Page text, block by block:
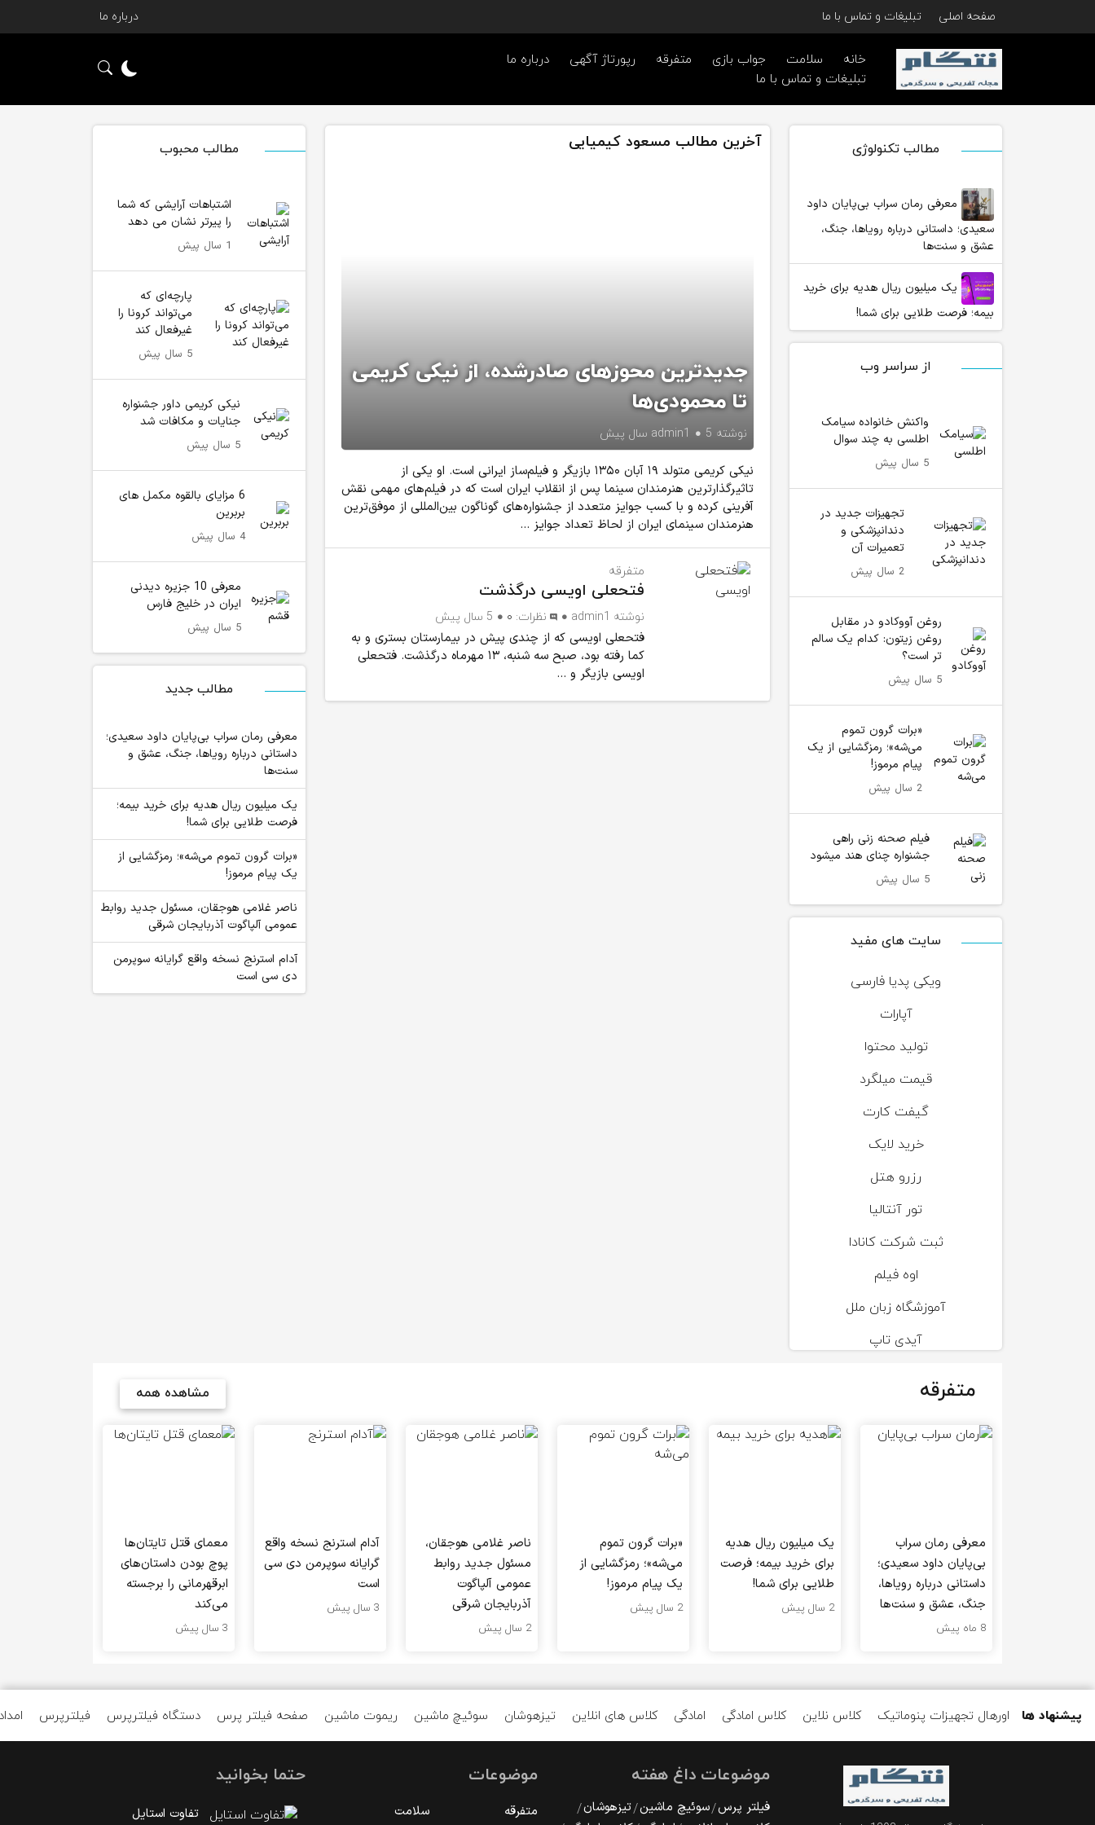
صفحه اصلی تبلیغات و تماس با ما درباره ما
خانه سلامت جواب بازی متفرقه رپورتاژ آگهی
درباره ما
تبلیغات و تماس با ما
مطالب تکنولوژی
معرفی رمان سراب بی‌پایان داود
سعیدی؛ داستانی درباره رویاها، جنگ،
عشق و سنت‌ها
یک میلیون ریال هدیه برای خرید
بیمه؛ فرصت طلایی برای شما!
از سراسر وب
واکنش خانواده سیامک
اطلسی به چند سوال
5 سال پیش
تجهیزات جدید در
دندانپزشکی و
تعمیرات آن
2 سال پیش
روغن آووکادو در مقابل
روغن زیتون: کدام یک سالم
تر است؟
5 سال پیش
«برات گرون تموم
می‌شه»؛ رمزگشایی از یک
پیام مرموز!
2 سال پیش
فیلم صحنه زنی راهی
جشنواره چنای هند میشود
5 سال پیش
سایت های مفید
ویکی پدیا فارسی
آپارات
تولید محتوا
قیمت میلگرد
گیفت کارت
خرید لایک
رزرو هتل
تور آنتالیا
ثبت شرکت کانادا
اوه فیلم
آموزشگاه زبان ملل
آیدی تاپ
آخرین مطالب مسعود کیمیایی
جدیدترین محوزهای صادرشده، از نیکی کریمی
تا محمودی‌ها
نوشته admin1 5 سال پیش
نیکی کریمی متولد ۱۹ آبان ۱۳۵۰ بازیگر و فیلم‌ساز ایرانی است. او یکی از
تاثیرگذارترین هنرمندان سینما پس از انقلاب ایران است که در فیلم‌های مهمی نقش
آفرینی کرده و با کسب جوایز متعدد از جشنواره‌های گوناگون بین‌المللی از موفق‌ترین
هنرمندان سینمای ایران از لحاظ تعداد جوایز ...
متفرقه
فتحعلی اویسی درگذشت
نوشته admin1 نظرات: ۰ 5 سال پیش
فتحعلی اویسی که از چندی پیش در بیمارستان بستری و به
کما رفته بود، صبح سه شنبه، ۱۳ مهرماه درگذشت. فتحعلی
اویسی بازیگر و ...
مطالب محبوب
اشتباهات آرایشی که شما
را پیرتر نشان می دهد
1 سال پیش
پارچه‌ای که
می‌تواند کرونا را
غیرفعال کند
5 سال پیش
نیکی کریمی داور جشنواره
جنایات و مکافات شد
5 سال پیش
6 مزایای بالقوه مکمل های
بربرین
4 سال پیش
معرفی 10 جزیره دیدنی
ایران در خلیج فارس
5 سال پیش
مطالب جدید
معرفی رمان سراب بی‌پایان داود سعیدی؛
داستانی درباره رویاها، جنگ، عشق و
سنت‌ها
یک میلیون ریال هدیه برای خرید بیمه؛
فرصت طلایی برای شما!
«برات گرون تموم می‌شه»؛ رمزگشایی از
یک پیام مرموز!
ناصر غلامی هوجقان، مسئول جدید روابط
عمومی آلپاگوت آذربایجان شرقی
آدام استرنج نسخه واقع گرایانه سوپرمن
دی سی است
متفرقه مشاهده همه
معرفی رمان سراب
بی‌پایان داود سعیدی؛
داستانی درباره رویاها،
جنگ، عشق و سنت‌ها
8 ماه پیش
یک میلیون ریال هدیه
برای خرید بیمه؛ فرصت
طلایی برای شما!
2 سال پیش
«برات گرون تموم
می‌شه»؛ رمزگشایی از
یک پیام مرموز!
2 سال پیش
ناصر غلامی هوجقان،
مسئول جدید روابط
عمومی آلپاگوت
آذربایجان شرقی
2 سال پیش
آدام استرنج نسخه واقع
گرایانه سوپرمن دی سی
است
3 سال پیش
معمای قتل تایتان‌ها
پوچ بودن داستان‌های
ابرقهرمانی را برجسته
می‌کند
3 سال پیش
پیشنهاد ها فیلترپرس دستگاه فیلترپرس صفحه فیلتر پرس ریموت ماشین سوئیچ ماشین تیزهوشان کلاس های انلاین امادگی کلاس امادگی کلاس نلاین اورهال تجهیزات پنوماتیک
موضوعات داغ هفته
فیلتر پرس سوئیچ ماشین تیزهوشان
موضوعات
متفرقه سلامت
حتما بخوانید
تفاوت استایل